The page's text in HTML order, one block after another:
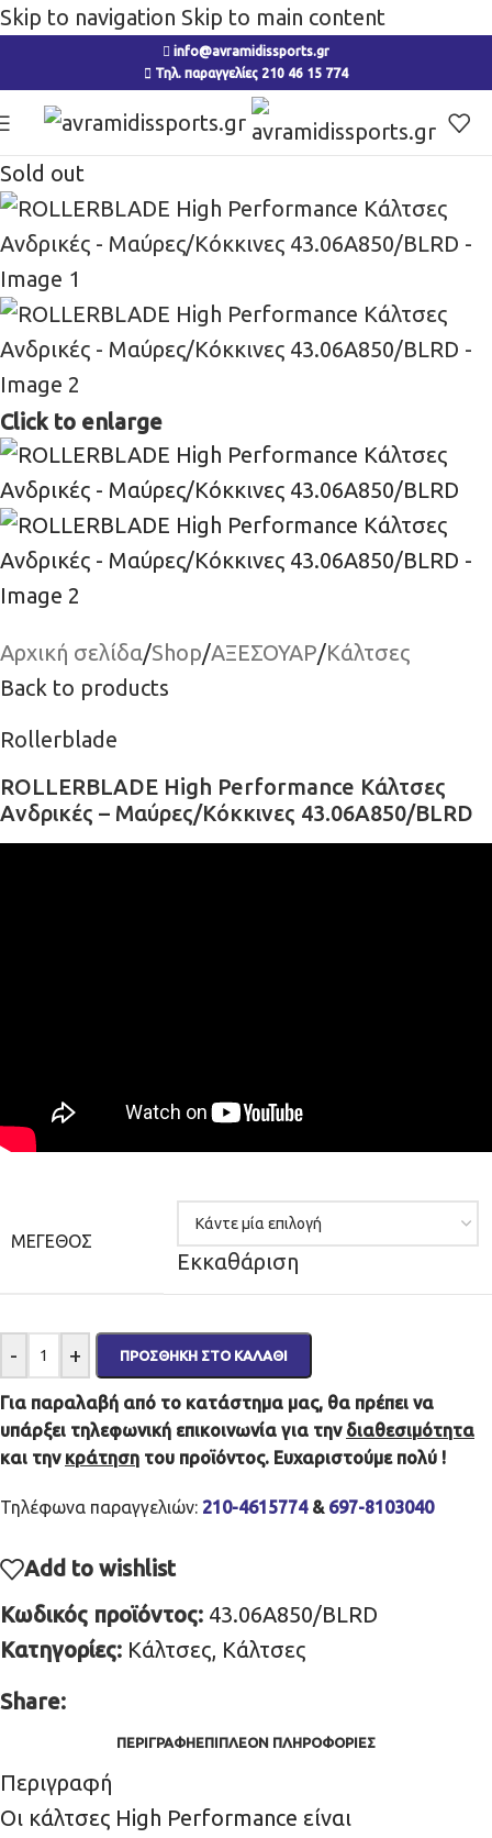
Skip to navigation Skip to main content
info@avramidissports.gr
Τηλ. παραγγελίες 210 46 15 774
Sold out
Click to enlarge
Αρχική σελίδα/Shop/ΑΞΕΣΟΥΑΡ/Κάλτσες
Back to products
Rollerblade
ROLLERBLADE High Performance Κάλτσες
Ανδρικές – Μαύρες/Κόκκινες 43.06A850/BLRD
ΜΈΓΕΘΟΣ
Εκκαθάριση
- + ΠΡΟΣΘΉΚΗ ΣΤΟ ΚΑΛΆΘΙ
Για παραλαβή από το κατάστημα μας, θα πρέπει να
υπάρξει τηλεφωνική επικοινωνία για την διαθεσιμότητα
και την κράτηση του προϊόντος. Ευχαριστούμε πολύ !
Τηλέφωνα παραγγελιών: 210-4615774& 697-8103040
Add to wishlist
Κωδικός προϊόντος: 43.06A850/BLRD
Κατηγορίες: Κάλτσες, Κάλτσες
Share:
ΠΕΡΙΓΡΑΦΉΕΠΙΠΛΈΟΝ ΠΛΗΡΟΦΟΡΊΕΣ
Περιγραφή
Οι κάλτσες High Performance είναι